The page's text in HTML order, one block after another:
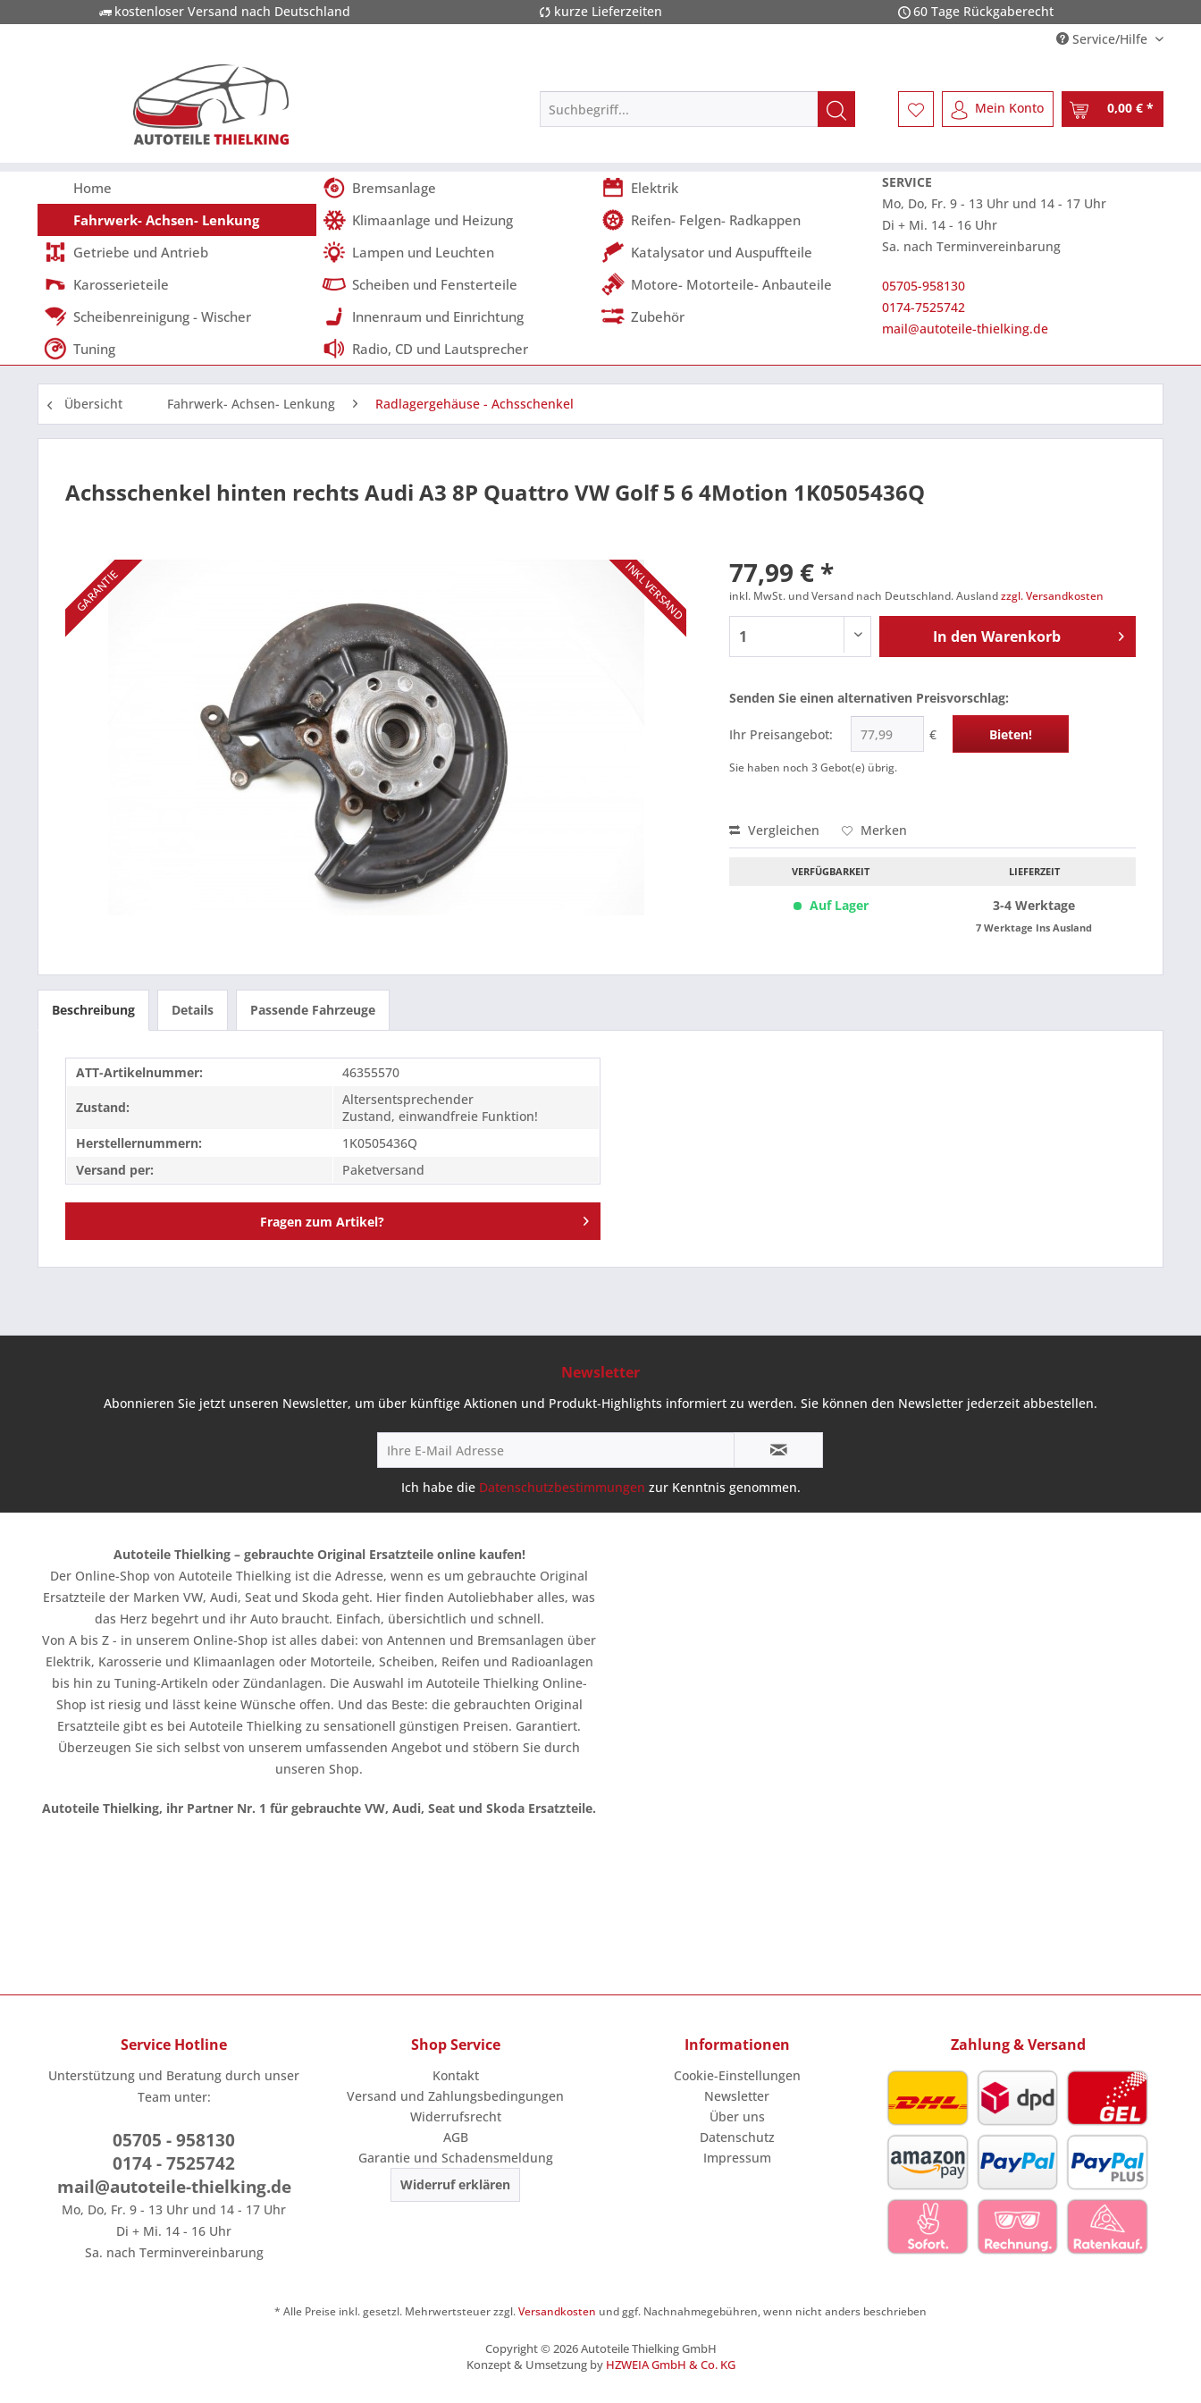
kostenloser Versand nach Deutschland kurze Lieferzeiten
60 Tage Rückgaberecht
Service/Hilfe
Mein Konto 0,00 € *
Home Bremsanlage
Elektrik
Fahrwerk- Achsen- Lenkung
Klimaanlage und Heizung
Reifen- Felgen- Radkappen
Getriebe und Antrieb
Lampen und Leuchten
Katalysator und Auspuffteile
Karosserieteile
Scheiben und Fensterteile
Motore- Motorteile- Anbauteile
Scheibenreinigung - Wischer
Innenraum und Einrichtung
Zubehör
Tuning
Radio, CD und Lautsprecher
SERVICE
Mo, Do, Fr. 9 - 13 Uhr und 14 - 17 Uhr
Di + Mi. 14 - 16 Uhr
Sa. nach Terminvereinbarung
05705-958130
0174-7525742
mail@autoteile-thielking.de
Übersicht Fahrwerk- Achsen- Lenkung Radlagergehäuse - Achsschenkel
Achsschenkel hinten rechts Audi A3 8P Quattro VW Golf 5 6 4Motion 1K0505436Q
GARANTIE INKL VERSAND 77,99 € *
inkl. MwSt. und Versand nach Deutschland. Auslandzzgl. Versandkosten
In den Warenkorb
Senden Sie einen alternativen Preisvorschlag:
Ihr Preisangebot: € Bieten!
Sie haben noch 3Gebot(e) übrig.
Vergleichen Merken
VERFÜGBARKEIT
Auf Lager
LIEFERZEIT
3-4 Werktage
7 Werktage Ins Ausland
Beschreibung Details Passende Fahrzeuge
ATT-Artikelnummer: 46355570
Zustand:
Altersentsprechender
Zustand, einwandfreie Funktion!
Herstellernummern:
1K0505436Q
Versand per:
Paketversand
Fragen zum Artikel?
Service Hotline
Unterstützung und Beratung durch unser
Team unter:
05705 - 958130
0174 - 7525742
mail@autoteile-thielking.de
Mo, Do, Fr. 9 - 13 Uhr und 14 - 17 Uhr
Di + Mi. 14 - 16 Uhr
Sa. nach Terminvereinbarung
Shop Service
Kontakt
Versand und Zahlungsbedingungen
Widerrufsrecht
AGB
Garantie und Schadensmeldung
Widerruf erklären
Informationen
Cookie-Einstellungen
Newsletter
Über uns
Datenschutz
Impressum
Zahlung & Versand
Newsletter
Abonnieren Sie jetzt unseren Newsletter, um über künftige Aktionen und Produkt-Highlights informiert zu werden. Sie können den Newsletter jederzeit abbestellen.
Ich habe die Datenschutzbestimmungen zur Kenntnis genommen.
Autoteile Thielking – gebrauchte Original Ersatzteile online kaufen!
Der Online-Shop von Autoteile Thielking ist die Adresse, wenn es um gebrauchte Original
Ersatzteile der Marken VW, Audi, Seat und Skoda geht. Hier finden Autoliebhaber alles, was
das Herz begehrt und ihr Auto braucht. Einfach, übersichtlich und schnell.
Von A bis Z - in unserem Online-Shop ist alles dabei: von Antennen und Bremsanlagen über
Elektrik, Karosserie und Klimaanlagen oder Motorteile, Scheiben, Reifen und Radioanlagen
bis hin zu Tuning-Artikeln oder Zündanlagen. Die Auswahl im Autoteile Thielking Online-
Shop ist riesig und lässt keine Wünsche offen. Und das Beste: die gebrauchten Original
Ersatzteile gibt es bei Autoteile Thielking zu sensationell günstigen Preisen. Garantiert.
Überzeugen Sie sich selbst von unserem umfassenden Angebot und stöbern Sie durch
unseren Shop.
Autoteile Thielking, ihr Partner Nr. 1 für gebrauchte VW, Audi, Seat und Skoda Ersatzteile.
* Alle Preise inkl. gesetzl. Mehrwertsteuer zzgl.Versandkosten und ggf. Nachnahmegebühren, wenn nicht anders beschrieben
Copyright © 2026 Autoteile Thielking GmbH
Konzept & Umsetzung by HZWEIA GmbH & Co. KG